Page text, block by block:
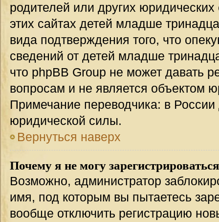
родителей или других
этих сайтах детей младше
вида подтверждения того, что
сведений от детей младше
что phpBB Group не может давать
вопросам и не является объектом
Примечание переводчика: в
юридической силы.
Вернуться наверх
Почему я не могу
Возможно, администратор
имя, под которым вы пытаетесь
вообще отключить регистрацию